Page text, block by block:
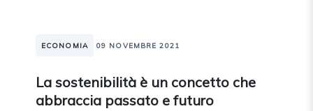
ECONOMIA 09 NOVEMBRE 2021
La sostenibilità è un concetto che
abbraccia passato e futuro